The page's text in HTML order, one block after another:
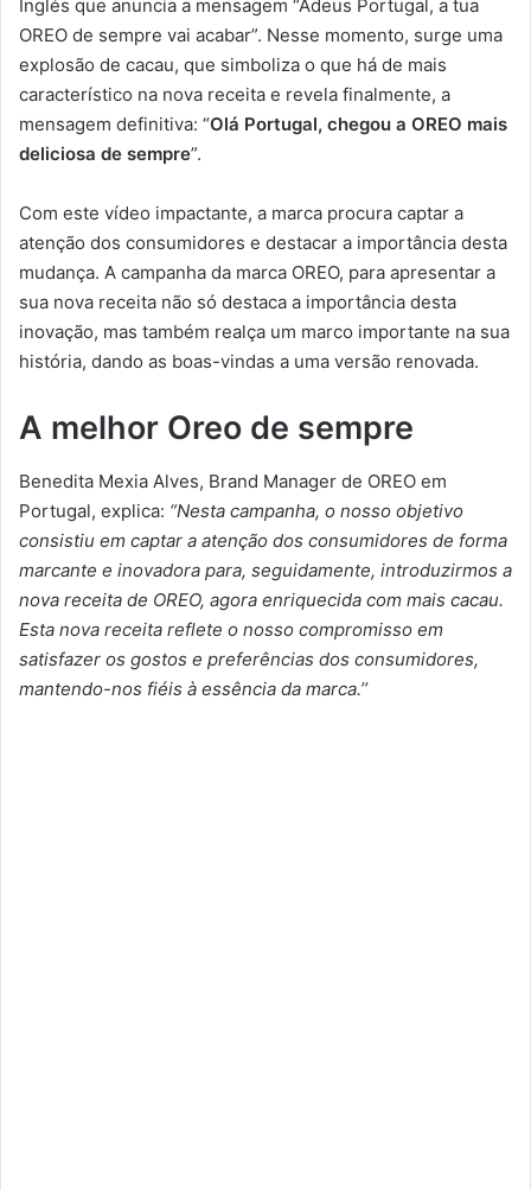
Inglés que anuncia a mensagem “Adeus Portugal, a tua
OREO de sempre vai acabar”. Nesse momento, surge uma
explosão de cacau, que simboliza o que há de mais
característico na nova receita e revela finalmente, a
mensagem definitiva: “Olá Portugal, chegou a OREO mais
deliciosa de sempre”.
Com este vídeo impactante, a marca procura captar a
atenção dos consumidores e destacar a importância desta
mudança. A campanha da marca OREO, para apresentar a
sua nova receita não só destaca a importância desta
inovação, mas também realça um marco importante na sua
história, dando as boas-vindas a uma versão renovada.
A melhor Oreo de sempre
Benedita Mexia Alves, Brand Manager de OREO em
Portugal, explica: “Nesta campanha, o nosso objetivo
consistiu em captar a atenção dos consumidores de forma
marcante e inovadora para, seguidamente, introduzirmos a
nova receita de OREO, agora enriquecida com mais cacau.
Esta nova receita reflete o nosso compromisso em
satisfazer os gostos e preferências dos consumidores,
mantendo-nos fiéis à essência da marca.’’